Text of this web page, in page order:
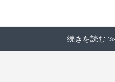
続きを読む ≫